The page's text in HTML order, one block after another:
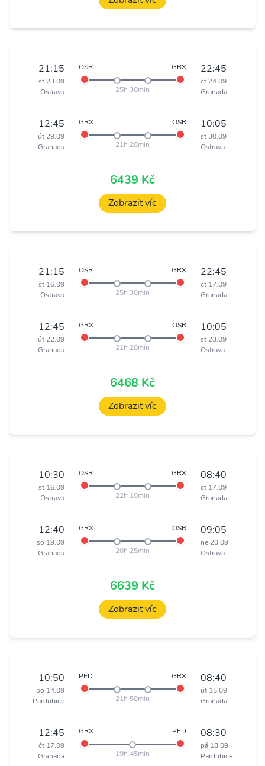
21:15
st 23.09
Ostrava
OSR GRX
25h 30min
22:45
čt 24.09
Granada
12:45
út 29.09
Granada
GRX OSR
21h 20min
10:05
st 30.09
Ostrava
6439 Kč
Zobrazit víc
21:15
st 16.09
Ostrava
OSR GRX
25h 30min
22:45
čt 17.09
Granada
12:45
út 22.09
Granada
GRX OSR
21h 20min
10:05
st 23.09
Ostrava
6468 Kč
Zobrazit víc
10:30
st 16.09
Ostrava
OSR GRX
22h 10min
08:40
čt 17.09
Granada
12:40
so 19.09
Granada
GRX OSR
20h 25min
09:05
ne 20.09
Ostrava
6639 Kč
Zobrazit víc
10:50
po 14.09
Pardubice
PED GRX
21h 50min
08:40
út 15.09
Granada
12:45
čt 17.09
Granada
GRX PED
19h 45min
08:30
pá 18.09
Pardubice